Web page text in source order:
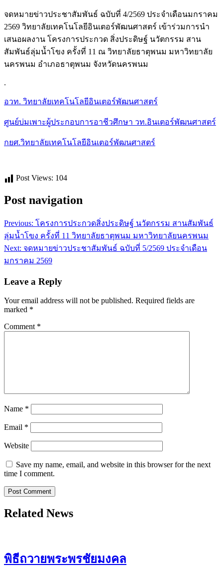
จดหมายข่าวประชาสัมพันธ์ ฉบับที่ 4/2569 ประจำเดือนมกราคม
2569 วิทยาลัยเทคโนโลยีอินเตอร์พัฒนศาสตร์ เข้าร่วมการนำ
เสนอผลงาน โครงการประกวด สิ่งประดิษฐ์ นวัตกรรม สาน
สัมพันธ์ลุ่มน้ำโขง ครั้งที่ 11 ณ วิทยาลัยธาตุพนม มหาวิทยาลัย
นครพนม อำเภอธาตุพนม จังหวัดนครพนม
.
อวท. วิทยาลัยเทคโนโลยีอินเตอร์พัฒนศาสตร์
ศูนย์บ่มเพาะผู้ประกอบการอาชีวศึกษา วท.อินเตอร์พัฒนศาสตร์
กยศ.วิทยาลัยเทคโนโลยีอินเตอร์พัฒนศาสตร์
Post Views: 104
Post navigation
Previous: โครงการประกวดสิ่งประดิษฐ์ นวัตกรรม สานสัมพันธ์
ลุ่มน้ำโขง ครั้งที่ 11 วิทยาลัยธาตุพนม มหาวิทยาลัยนครพนม
Next: จดหมายข่าวประชาสัมพันธ์ ฉบับที่ 5/2569 ประจำเดือน
มกราคม 2569
Leave a Reply
Your email address will not be published. Required fields are
marked *
Comment *
Name *
Email *
Website
Save my name, email, and website in this browser for the next
time I comment.
Related News
พิธีถวายพระพรชัยมงคล